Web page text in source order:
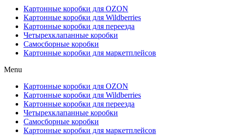
Картонные коробки для OZON
Картонные коробки для Wildberries
Картонные коробки для переезда
Четырехклапанные коробки
Самосборные коробки
Картонные коробки для маркетплейсов
Menu
Картонные коробки для OZON
Картонные коробки для Wildberries
Картонные коробки для переезда
Четырехклапанные коробки
Самосборные коробки
Картонные коробки для маркетплейсов